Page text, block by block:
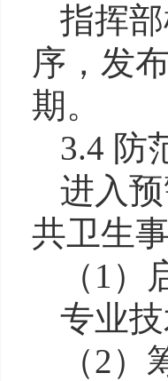
指挥
序，发
期。
3.4 防
进入
共卫生
（1
专业
（2